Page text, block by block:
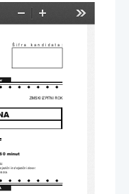
Pomanjšaj
minut
:
in dvojezični slovar.
ZIMSKI IZPITNI ROK
Šifra kandidata :